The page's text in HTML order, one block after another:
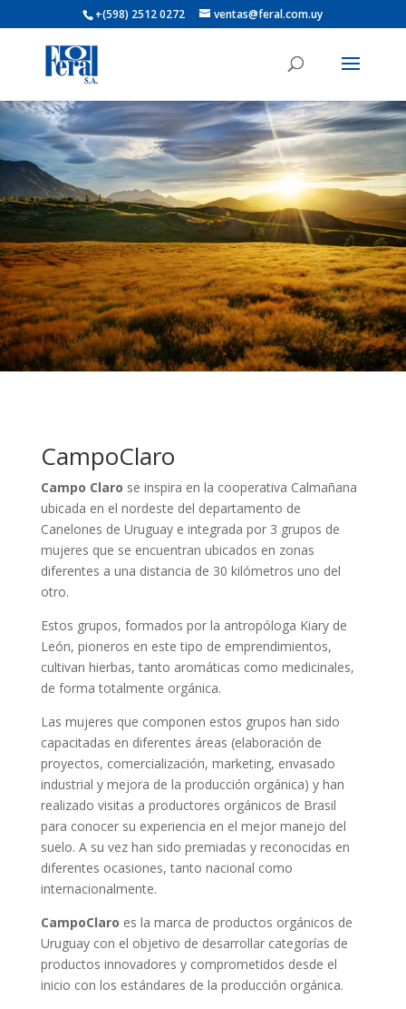
+(598) 2512 0272 ventas@feral.com.uy
CampoClaro
Campo Claro se inspira en la cooperativa Calmañana
ubicada en el nordeste del departamento de
Canelones de Uruguay e integrada por 3 grupos de
mujeres que se encuentran ubicados en zonas
diferentes a una distancia de 30 kilómetros uno del
otro.
Estos grupos, formados por la antropóloga Kiary de
León, pioneros en este tipo de emprendimientos,
cultivan hierbas, tanto aromáticas como medicinales,
de forma totalmente orgánica.
Las mujeres que componen estos grupos han sido
capacitadas en diferentes áreas (elaboración de
proyectos, comercialización, marketing, envasado
industrial y mejora de la producción orgánica) y han
realizado visitas a productores orgánicos de Brasil
para conocer su experiencia en el mejor manejo del
suelo. A su vez han sido premiadas y reconocidas en
diferentes ocasiones, tanto nacional como
internacionalmente.
CampoClaro es la marca de productos orgánicos de
Uruguay con el objetivo de desarrollar categorías de
productos innovadores y comprometidos desde el
inicio con los estándares de la producción orgánica.